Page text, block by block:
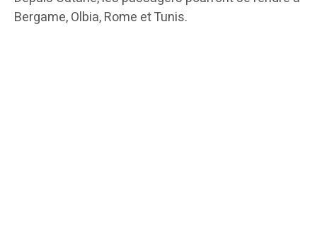
Bergame, Olbia, Rome et Tunis.